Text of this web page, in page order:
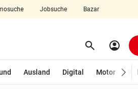
Jobsuche Bazar
search Suchen
account_circle
Ausland Digital Motor